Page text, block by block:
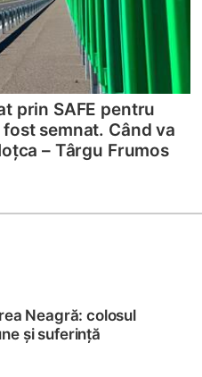
prin SAFE pentru
semnat. Când va
– Târgu Frumos
Neagră: colosul
și suferință